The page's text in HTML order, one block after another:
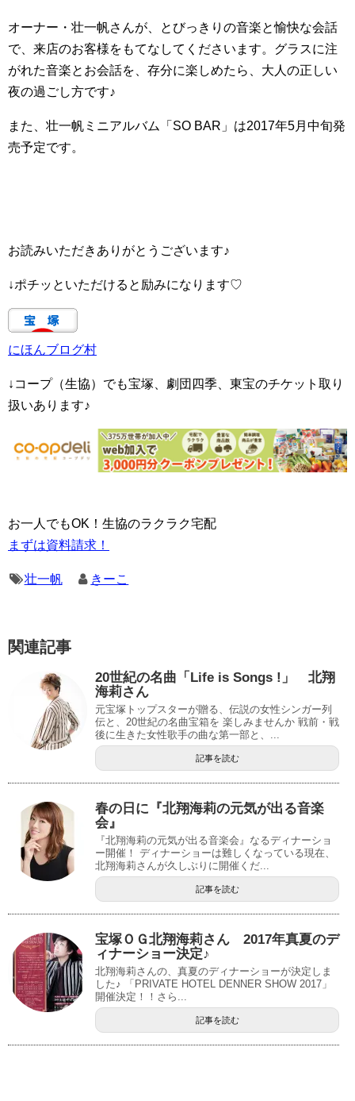
オーナー・壮一帆さんが、とびっきりの音楽と愉快な会話
で、来店のお客様をもてなしてくださいます。グラスに注
がれた音楽とお会話を、存分に楽しめたら、大人の正しい
夜の過ごし方です♪
また、壮一帆ミニアルバム「SO BAR」は2017年5月中旬発
売予定です。
お読みいただきありがとうございます♪
↓ポチッといただけると励みになります♡
にほんブログ村
↓コープ（生協）でも宝塚、劇団四季、東宝のチケット取り
扱いあります♪
お一人でもOK！生協のラクラク宅配
まずは資料請求！
壮一帆 きーこ
関連記事
20世紀の名曲「Life is Songs !」 北翔
海莉さん
元宝塚トップスターが贈る、伝説の女性シンガー列
伝と、20世紀の名曲宝箱を 楽しみませんか 戦前・戦
後に生きた女性歌手の曲な第一部と、...
記事を読む
春の日に『北翔海莉の元気が出る音楽
会』
『北翔海莉の元気が出る音楽会』なるディナーショ
ー開催！ ディナーショーは難しくなっている現在、
北翔海莉さんが久しぶりに開催くだ...
記事を読む
宝塚ＯＧ北翔海莉さん 2017年真夏のデ
ィナーショー決定♪
北翔海莉さんの、真夏のディナーショーが決定しま
した♪ 「PRIVATE HOTEL DENNER SHOW 2017」
開催決定！！さら...
記事を読む